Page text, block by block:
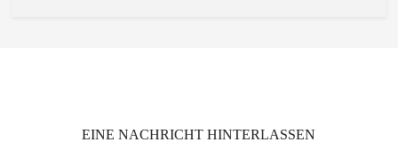
EINE NACHRICHT HINTERLASSEN